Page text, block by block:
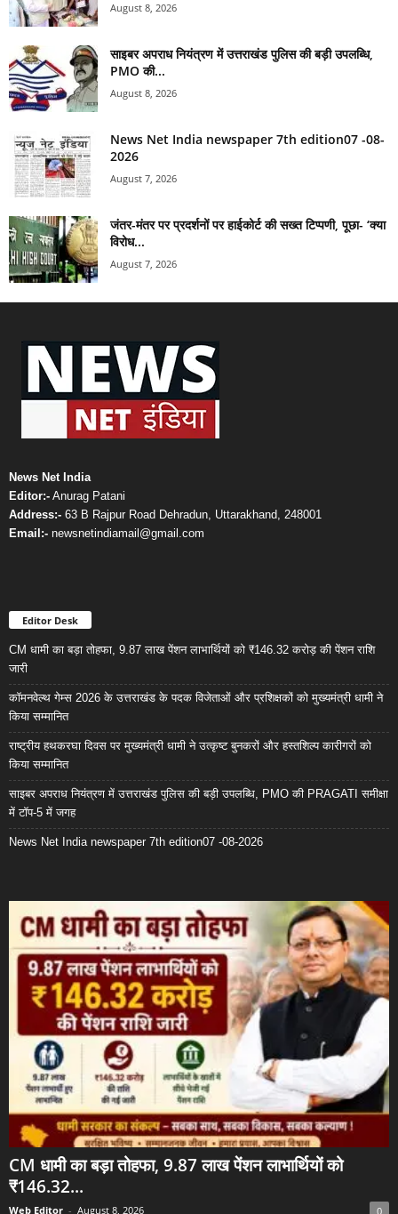
August 8, 2026
साइबर अपराध नियंत्रण में उत्तराखंड पुलिस की बड़ी उपलब्धि,
PMO की...
August 8, 2026
News Net India newspaper 7th edition07 -08-
2026
August 7, 2026
जंतर-मंतर पर प्रदर्शनों पर हाईकोर्ट की सख्त टिप्पणी, पूछा- ‘क्या
विरोध...
August 7, 2026
News Net India
Editor:- Anurag Patani
Address:- 63 B Rajpur Road Dehradun, Uttarakhand, 248001
Email:- newsnetindiamail@gmail.com
Editor Desk
CM धामी का बड़ा तोहफा, 9.87 लाख पेंशन लाभार्थियों को ₹146.32 करोड़ की पेंशन राशि
जारी
कॉमनवेल्थ गेम्स 2026 के उत्तराखंड के पदक विजेताओं और प्रशिक्षकों को मुख्यमंत्री धामी ने
किया सम्मानित
राष्ट्रीय हथकरघा दिवस पर मुख्यमंत्री धामी ने उत्कृष्ट बुनकरों और हस्तशिल्प कारीगरों को
किया सम्मानित
साइबर अपराध नियंत्रण में उत्तराखंड पुलिस की बड़ी उपलब्धि, PMO की PRAGATI समीक्षा
में टॉप-5 में जगह
News Net India newspaper 7th edition07 -08-2026
CM धामी का बड़ा तोहफा, 9.87 लाख पेंशन लाभार्थियों को
₹146.32...
Web Editor - August 8, 2026 0